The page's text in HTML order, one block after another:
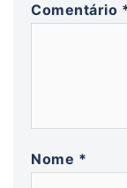
Comentário
Nome *